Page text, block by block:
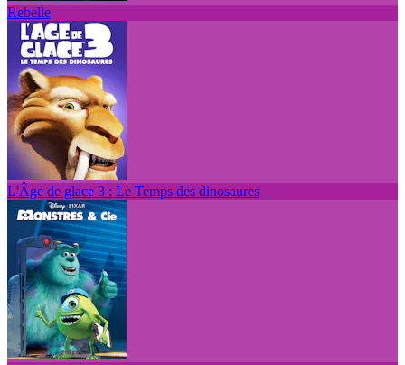
Rebelle
L'Âge de glace 3 : Le Temps des dinosaures